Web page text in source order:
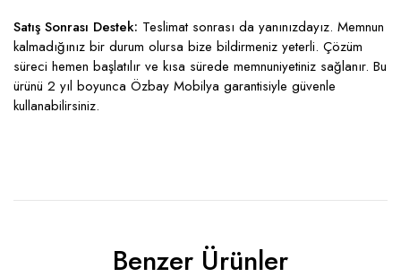
Satış Sonrası Destek: Teslimat sonrası da yanınızdayız. Memnun
kalmadığınız bir durum olursa bize bildirmeniz yeterli. Çözüm
süreci hemen başlatılır ve kısa sürede memnuniyetiniz sağlanır. Bu
ürünü 2 yıl boyunca Özbay Mobilya garantisiyle güvenle
kullanabilirsiniz.
Benzer Ürünler